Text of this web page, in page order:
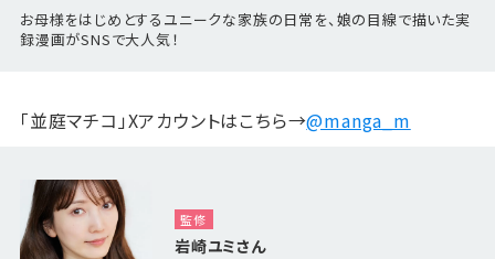
お母様をはじめとするユニークな家族の日常を、娘の目線で描いた実
録漫画がSNSで大人気！
「並庭マチコ 」Xアカウントはこちら→@manga_m
監修
岩崎ユミさん